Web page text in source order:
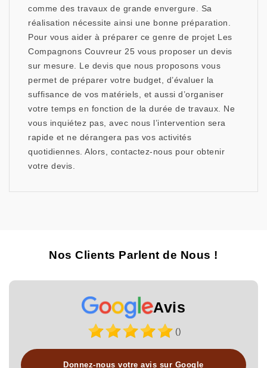
comme des travaux de grande envergure. Sa
réalisation nécessite ainsi une bonne préparation.
Pour vous aider à préparer ce genre de projet Les
Compagnons Couvreur 25 vous proposer un devis
sur mesure. Le devis que nous proposons vous
permet de préparer votre budget, d’évaluer la
suffisance de vos matériels, et aussi d’organiser
votre temps en fonction de la durée de travaux. Ne
vous inquiétez pas, avec nous l’intervention sera
rapide et ne dérangera pas vos activités
quotidiennes. Alors, contactez-nous pour obtenir
votre devis.
Nos Clients Parlent de Nous !
Avis
()
Donnez-nous votre avis sur Google